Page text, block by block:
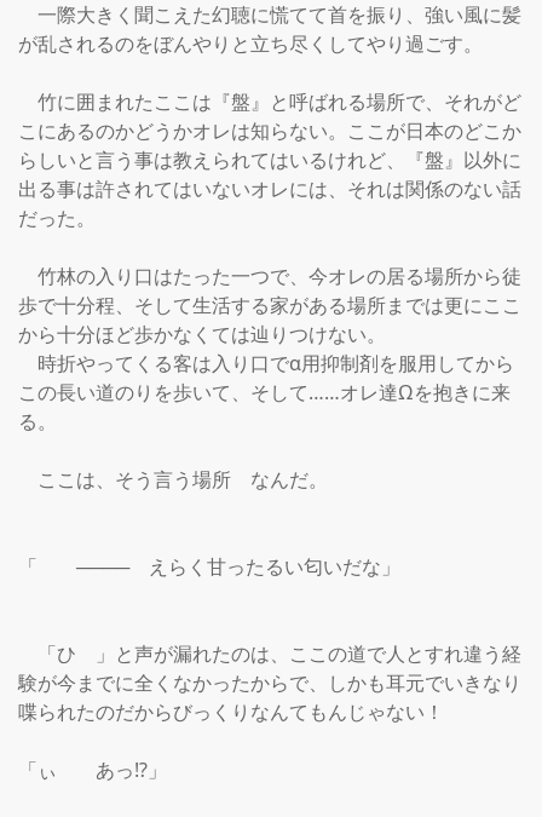
一際大きく聞こえた幻聴に慌てて首を振り、強い風に髪
が乱されるのをぼんやりと立ち尽くしてやり過ごす。
竹に囲まれたここは『盤』と呼ばれる場所で、それがど
こにあるのかどうかオレは知らない。ここが日本のどこか
らしいと言う事は教えられてはいるけれど、『盤』以外に
出る事は許されてはいないオレには、それは関係のない話
だった。
竹林の入り口はたった一つで、今オレの居る場所から徒
歩で十分程、そして生活する家がある場所までは更にここ
から十分ほど歩かなくては辿りつけない。
時折やってくる客は入り口でα用抑制剤を服用してから
この長い道のりを歩いて、そして……オレ達Ωを抱きに来
る。
ここは、そう言う場所　なんだ。
「　　────　えらく甘ったるい匂いだな」
「ひ　」と声が漏れたのは、ここの道で人とすれ違う経
験が今までに全くなかったからで、しかも耳元でいきなり
喋られたのだからびっくりなんてもんじゃない！
「ぃ　　あっ⁉」